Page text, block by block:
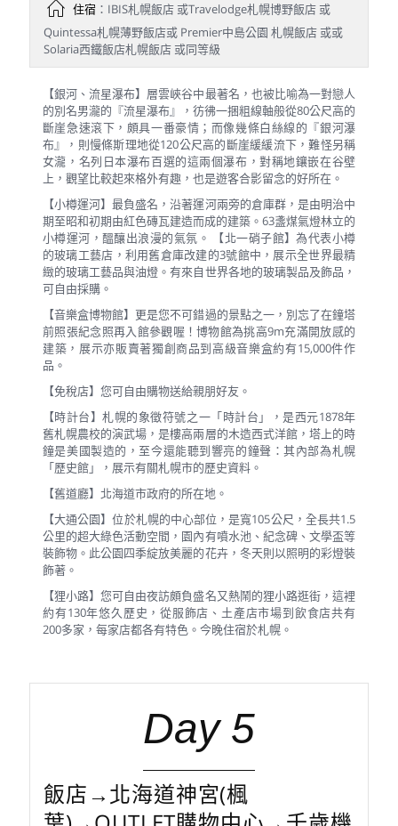
住宿：IBIS札幌飯店 或Travelodge札幌博野飯店 或
Quintessa札幌薄野飯店或 Premier中島公園 札幌飯店 或或
Solaria西鐵飯店札幌飯店 或同等級
【銀河、流星瀑布】層雲峽谷中最著名，也被比喻為一對戀人
的別名男瀧的『流星瀑布』，彷彿一捆粗線軸般從80公尺高的
斷崖急速滾下，頗具一番豪情；而像幾條白絲線的『銀河瀑
布』，則慢條斯理地從120公尺高的斷崖緩緩流下，難怪另稱
女瀧，名列日本瀑布百選的這兩個瀑布，對稱地鑲嵌在谷壁
上，觀望比較起來格外有趣，也是遊客合影留念的好所在。
【小樽運河】最負盛名，沿著運河兩旁的倉庫群，是由明治中
期至昭和初期由紅色磚瓦建造而成的建築。63盞煤氣燈林立的
小樽運河，醞釀出浪漫的氣氛。 【北一硝子館】為代表小樽
的玻璃工藝店，利用舊倉庫改建的3號館中，展示全世界最精
緻的玻璃工藝品與油燈。有來自世界各地的玻璃製品及飾品，
可自由採購。
【音樂盒博物館】更是您不可錯過的景點之一，別忘了在鐘塔
前照張紀念照再入館參觀喔！博物館為挑高9m充滿開放感的
建築，展示亦販賣著獨創商品到高級音樂盒約有15,000件作
品。
【免稅店】您可自由購物送給親朋好友。
【時計台】札幌的象徵符號之一「時計台」，是西元1878年
舊札幌農校的演武場，是樓高兩層的木造西式洋館，塔上的時
鐘是美國製造的，至今還能聽到響亮的鐘聲：其內部為札幌
「歷史館」，展示有關札幌市的歷史資料。
【舊道廳】北海道市政府的所在地。
【大通公園】位於札幌的中心部位，是寬105公尺，全長共1.5
公里的超大綠色活動空間，園內有噴水池、紀念碑、文學盃等
裝飾物。此公園四季綻放美麗的花卉，冬天則以照明的彩燈裝
飾著。
【狸小路】您可自由夜訪頗負盛名又熱鬧的狸小路逛街，這裡
約有130年悠久歷史，從服飾店、土產店市場到飲食店共有
200多家，每家店都各有特色。今晚住宿於札幌。
Day 5
飯店→北海道神宮(楓